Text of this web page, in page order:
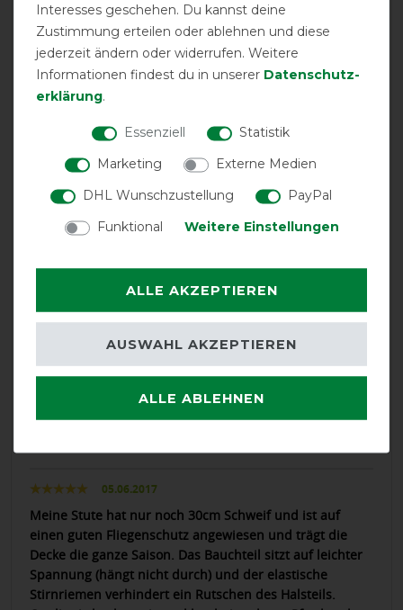
LATEST REVIEWS
05.06.2023
Tolles Produkt
03.06.2018
garantiert zu klein; habe mein Pony (Stockmaß ca. 1m)
nun Gr. 100 bequem ohne kneifen an den
Problemzonen, meine Bedenken dass das Halsteil
dadurch auch zu lang werden könnte haben sich nicht
08.05.2018
Tolles Material und Verarbeitung, für Ponys gibt es sogar
die eher seltene Zwischengröße 120. Einzig und allein
05.06.2017
Meine Stute hat nur noch 30cm Schweif und ist auf
einen guten Fliegenschutz angewiesen und trägt die
Decke die ganze Saison. Das Bauchteil sitzt auf leichter
Spannung (hängt nicht durch) und der elastische
Stirnriemen verhindert ein Rutschen des Halsteils.
Interesses geschehen. Du kannst deine
Zustimmung erteilen oder ablehnen und diese
jederzeit ändern oder widerrufen. Weitere
Informationen findest du in unserer Daten­schutz­
erklärung.
Essenziell
Statistik
Marketing
Externe Medien
DHL Wunschzustellung
PayPal
Funktional
Weitere Einstellungen
ALLE AKZEPTIEREN
ALLE ABLEHNEN
AUSWAHL AKZEPTIEREN